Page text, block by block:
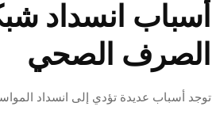
أسباب انسداد
الصرف الصحي
توجد أسباب عديدة تؤدي إلى انسداد